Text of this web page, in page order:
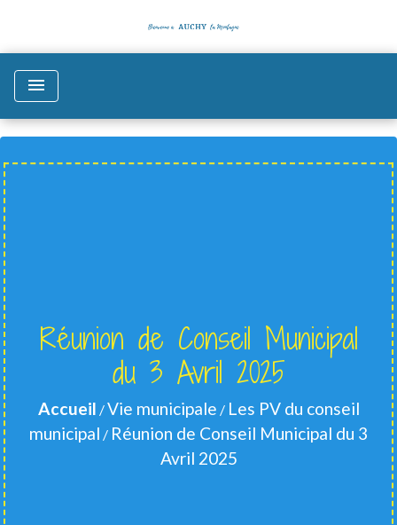
menu
Réunion de Conseil Municipal
du 3 Avril 2025
Accueil /Vie municipale / Les PV du conseil
municipal / Réunion de Conseil Municipal du 3
Avril 2025